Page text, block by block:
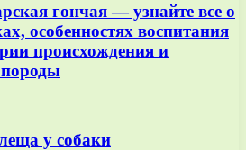
гончая — узнайте все о
особенностях воспитания
происхождения и
у собаки